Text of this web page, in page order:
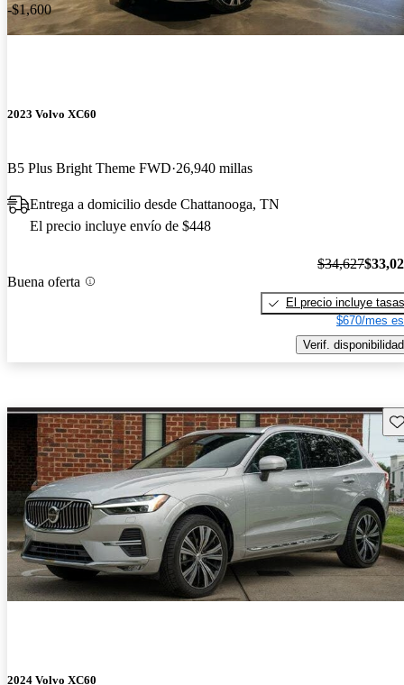
-$1,600
2023 Volvo XC60
B5 Plus Bright Theme FWD 26,940 millas
Entrega a domicilio desde Chattanooga, TN
El precio incluye envío de $448
Buena oferta
$34,627
El precio incluye tasas
$670/mes
Verif. disponibilidad
2024 Volvo XC60